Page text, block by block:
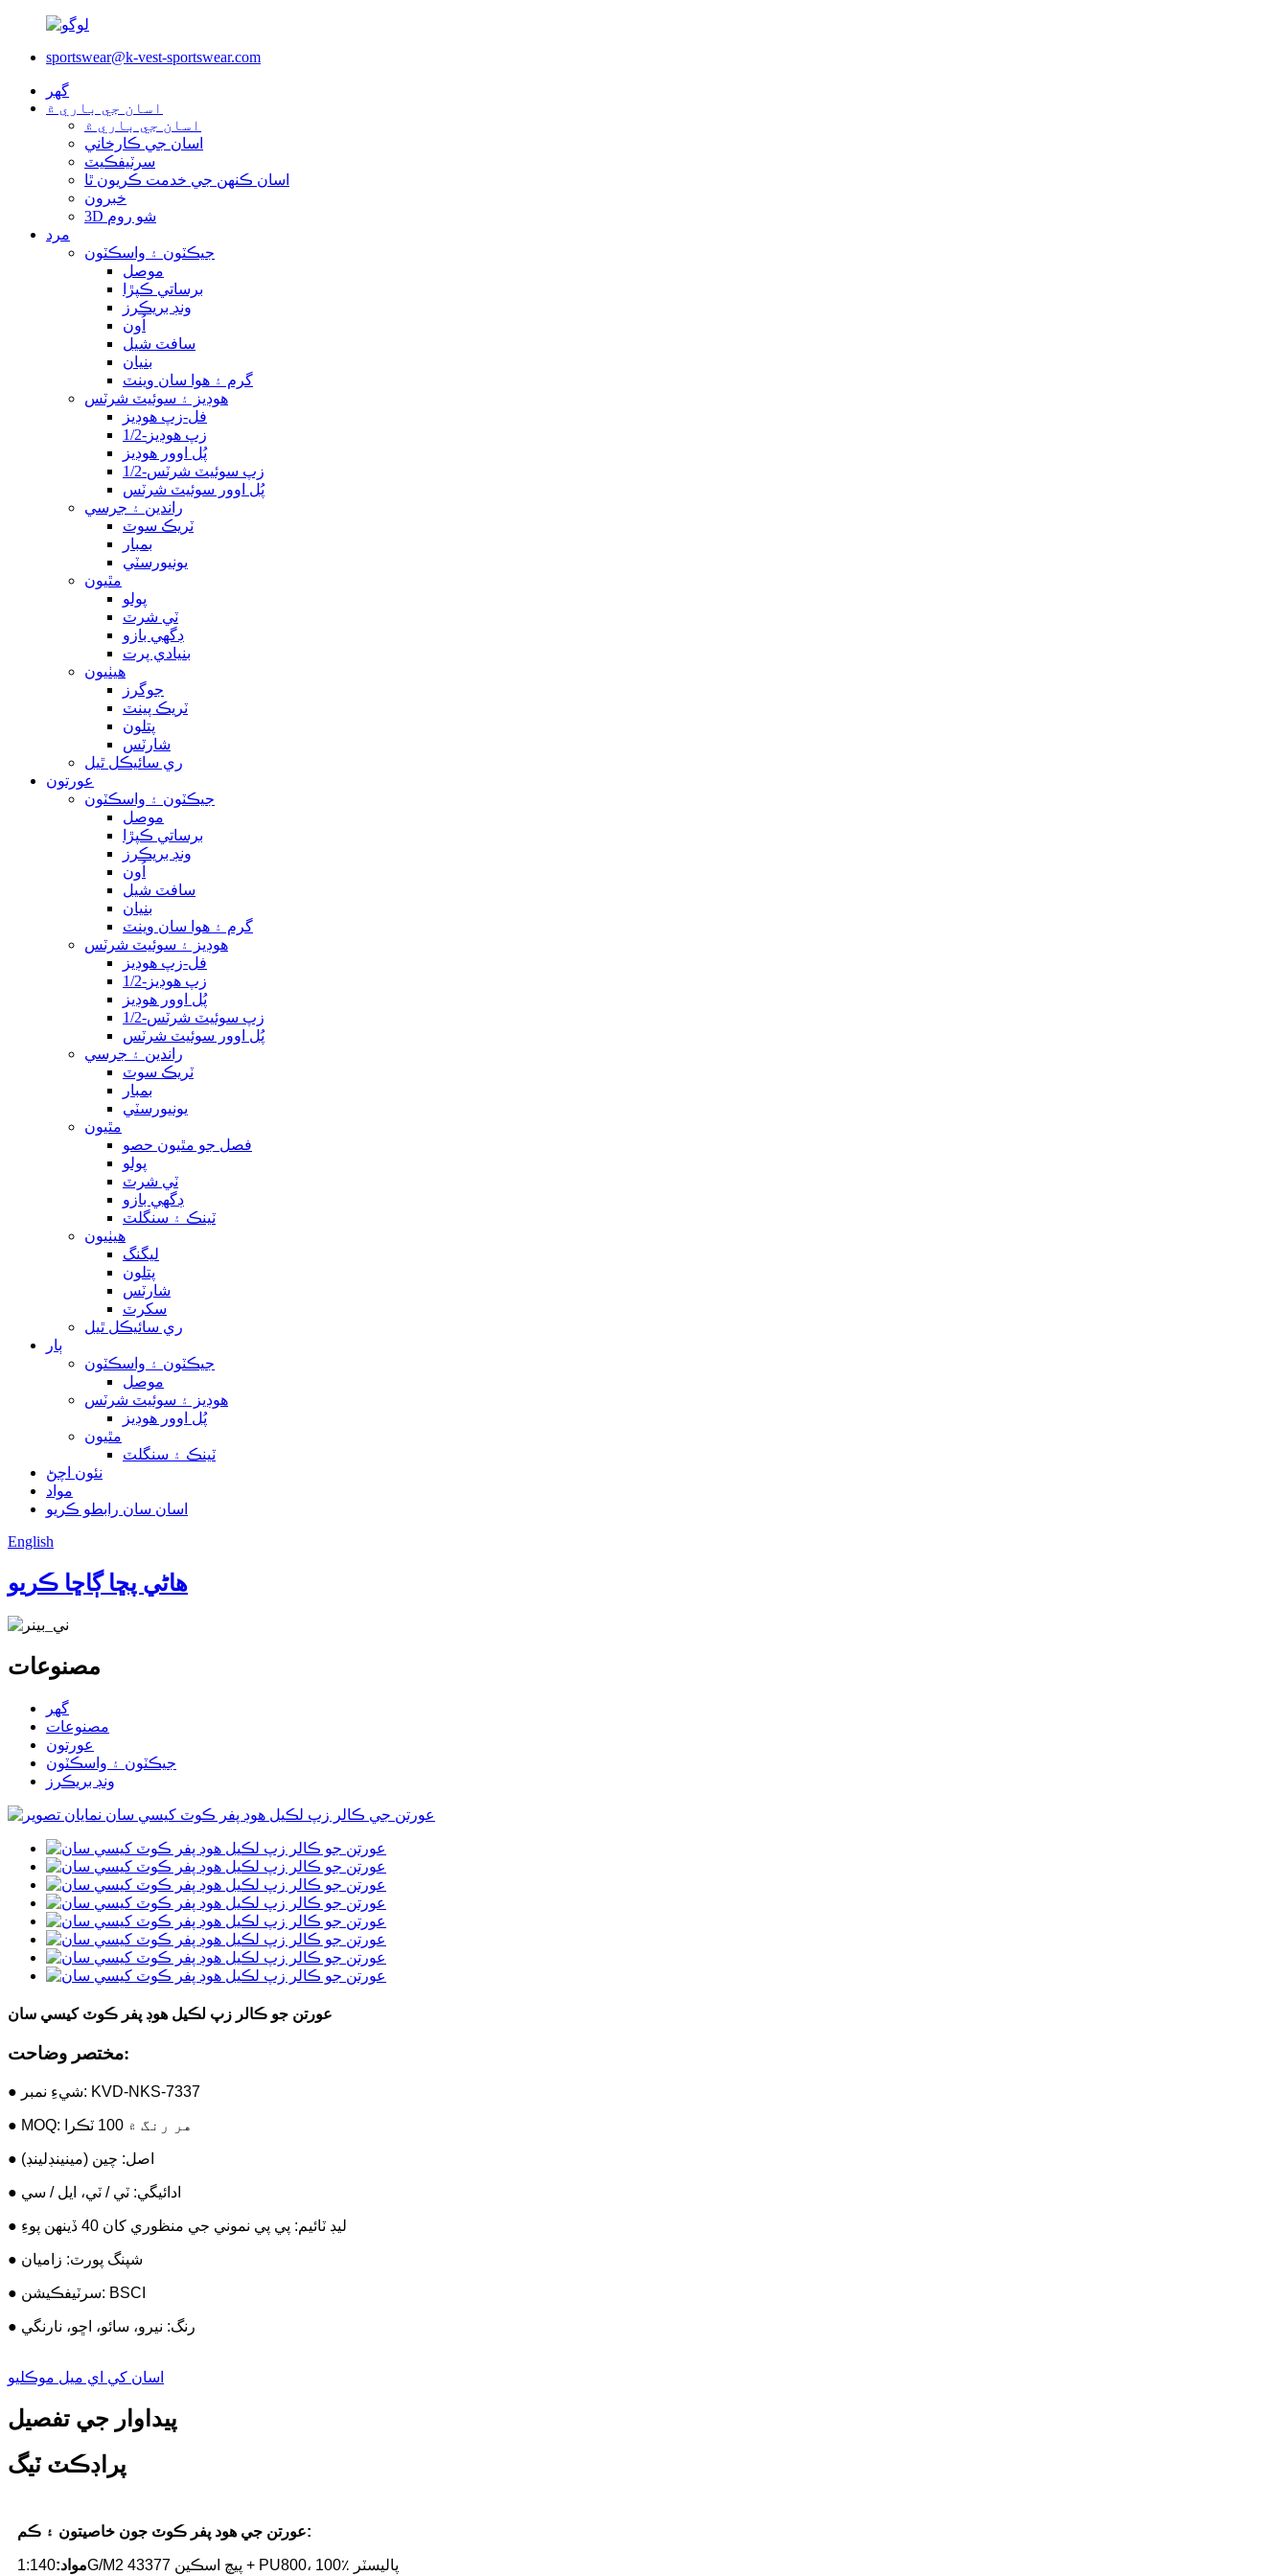
sportswear@k-vest-sportswear.com
گھر
اسان جي باري ۾
اسان جي باري ۾
اسان جي ڪارخاني
سرٽيفڪيٽ
اسان ڪنهن جي خدمت ڪريون ٿا
خبرون
3D شو روم
مرد
جيڪٽون ۽ واسڪٽون
موصل
برساتي ڪپڙا
ونڊ بريڪرز
اُون
سافٽ شيل
بنیان
گرم ۽ هوا سان وينٽ
هوڊيز ۽ سوئيٽ شرٽس
فل-زپ هوڊيز
1/2-زپ هوڊيز
پُل اوور هوڊيز
1/2-زپ سوئيٽ شرٽس
پُل اوور سوئيٽ شرٽس
راندين ۽ جرسي
ٽريڪ سوٽ
بمبار
يونيورسٽي
مٿيون
پولو
ٽي شرٽ
ڊگهي بازو
بنيادي پرت
هيٺيون
جوگرز
ٽريڪ پينٽ
پتلون
شارٽس
ري سائيڪل ٿيل
عورتون
جيڪٽون ۽ واسڪٽون
موصل
برساتي ڪپڙا
ونڊ بريڪرز
اُون
سافٽ شيل
بنیان
گرم ۽ هوا سان وينٽ
هوڊيز ۽ سوئيٽ شرٽس
فل-زپ هوڊيز
1/2-زپ هوڊيز
پُل اوور هوڊيز
1/2-زپ سوئيٽ شرٽس
پُل اوور سوئيٽ شرٽس
راندين ۽ جرسي
ٽريڪ سوٽ
بمبار
يونيورسٽي
مٿيون
فصل جو مٿيون حصو
پولو
ٽي شرٽ
ڊگهي بازو
ٽينڪ ۽ سنگلٽ
هيٺيون
ليگنگ
پتلون
شارٽس
سکرٽ
ري سائيڪل ٿيل
ٻار
جيڪٽون ۽ واسڪٽون
موصل
هوڊيز ۽ سوئيٽ شرٽس
پُل اوور هوڊيز
مٿيون
ٽينڪ ۽ سنگلٽ
نئون اچڻ
مواد
اسان سان رابطو ڪريو
English
هاڻي پڇا ڳاڇا ڪريو
مصنوعات
گھر
مصنوعات
عورتون
جيڪٽون ۽ واسڪٽون
ونڊ بريڪرز
عورتن جو ڪالر زپ لڪيل هوڊ پفر ڪوٽ کيسي سان
مختصر وضاحت:
● شيءِ نمبر: KVD-NKS-7337
● MOQ: هر رنگ ۾ 100 ٽڪرا
● اصل: چين (مينينڊلينڊ)
● ادائيگي: ٽي / ٽي، ايل / سي
● ليڊ ٽائيم: پي پي نموني جي منظوري کان 40 ڏينهن پوءِ
● شپنگ پورٽ: زاميان
● سرٽيفڪيشن: BSCI
● رنگ: نيرو، سائو، اڇو، نارنگي
اسان کي اي ميل موڪليو
پيداوار جي تفصيل
پراڊڪٽ ٽيگ
عورتن جي هود پفر ڪوٽ جون خاصيتون ۽ ڪم:
1: مواد: 140G/M2 43377 پيچ اسڪين + PU800، 100٪ پاليسٽر